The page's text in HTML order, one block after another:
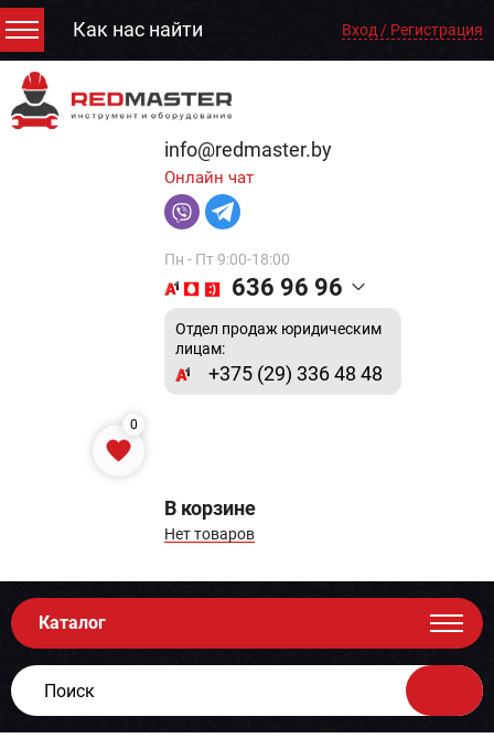
Как нас найти Вход / Регистрация
info@redmaster.by
Онлайн чат
Пн - Пт 9:00-18:00
636 96 96
Отдел продаж юридическим
лицам:
+375 (29) 336 48 48
0
В корзине
Нет товаров
Каталог